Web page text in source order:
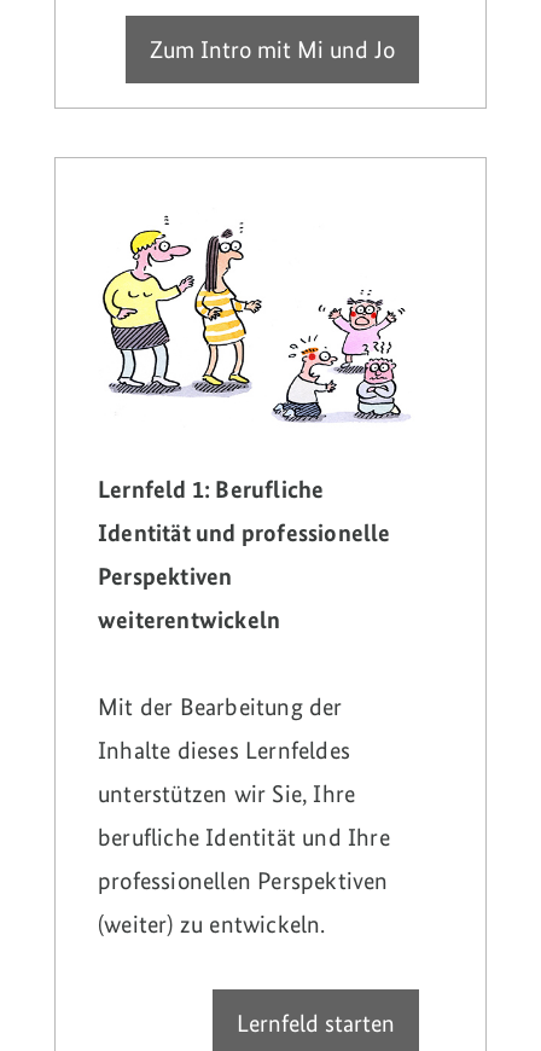
Lernfeld 1: Berufliche
Identität und professionelle
Perspektiven
weiterentwickeln
Mit der Bearbeitung der
Inhalte dieses Lernfeldes
unterstützen wir Sie, Ihre
berufliche Identität und Ihre
professionellen Perspektiven
(weiter) zu entwickeln.